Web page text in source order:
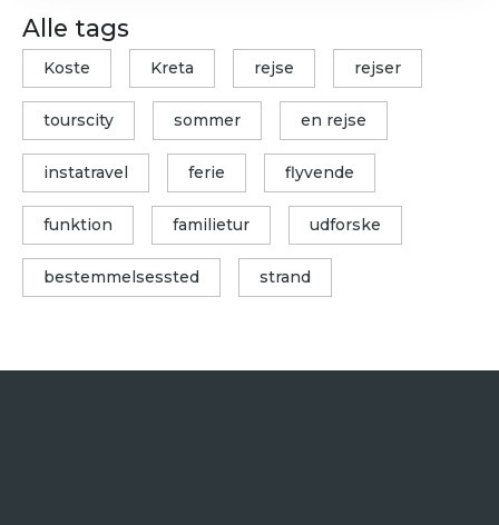
Alle tags
Koste Kreta rejse rejser
tourscity sommer en rejse
instatravel ferie flyvende
funktion familietur udforske
bestemmelsessted strand